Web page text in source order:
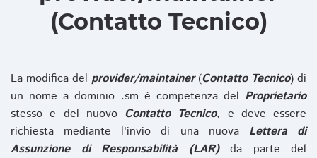
(Contatto Tecnico)
La modifica del provider/maintainer(Contatto Tecnico) di
un nome a dominio .sm è competenza del Proprietario
stesso e del nuovo Contatto Tecnico, e deve essere
richiesta mediante l'invio di una nuova Lettera di
Assunzione di Responsabilità (LAR)da parte del